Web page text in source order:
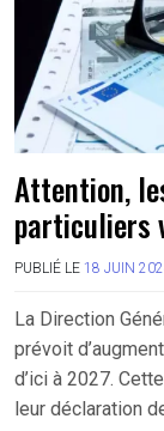
Attention,
particuliers
PUBLIÉ LE 18 JUIN
La Direction
prévoit
d’ici à 2027.
leur déclaration